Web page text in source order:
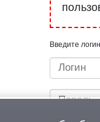
Введите